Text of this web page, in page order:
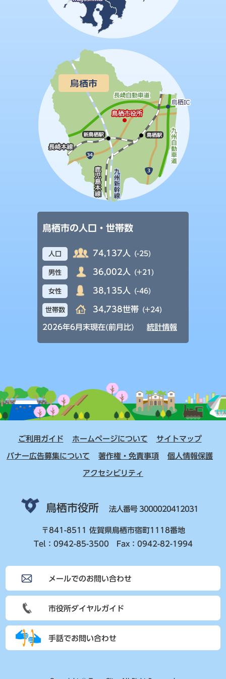
鳥栖市の人口・世帯数
人口 74,137人 (-25)
男性 36,002人 (+21)
女性 38,135人 (-46)
世帯数 34,738世帯 (+24)
2026年6月末現在(前月比) 統計情報
ご利用ガイド ホームページについて サイトマップ
バナー広告募集について 著作権・免責事項 個人情報保護
アクセシビリティ
鳥栖市役所 法人番号 3000020412031
〒841-8511 佐賀県鳥栖市宿町1118番地
Tel：0942-85-3500 Fax：0942-82-1994
メールでのお問い合わせ
市役所ダイヤルガイド
手話でお問い合わせ